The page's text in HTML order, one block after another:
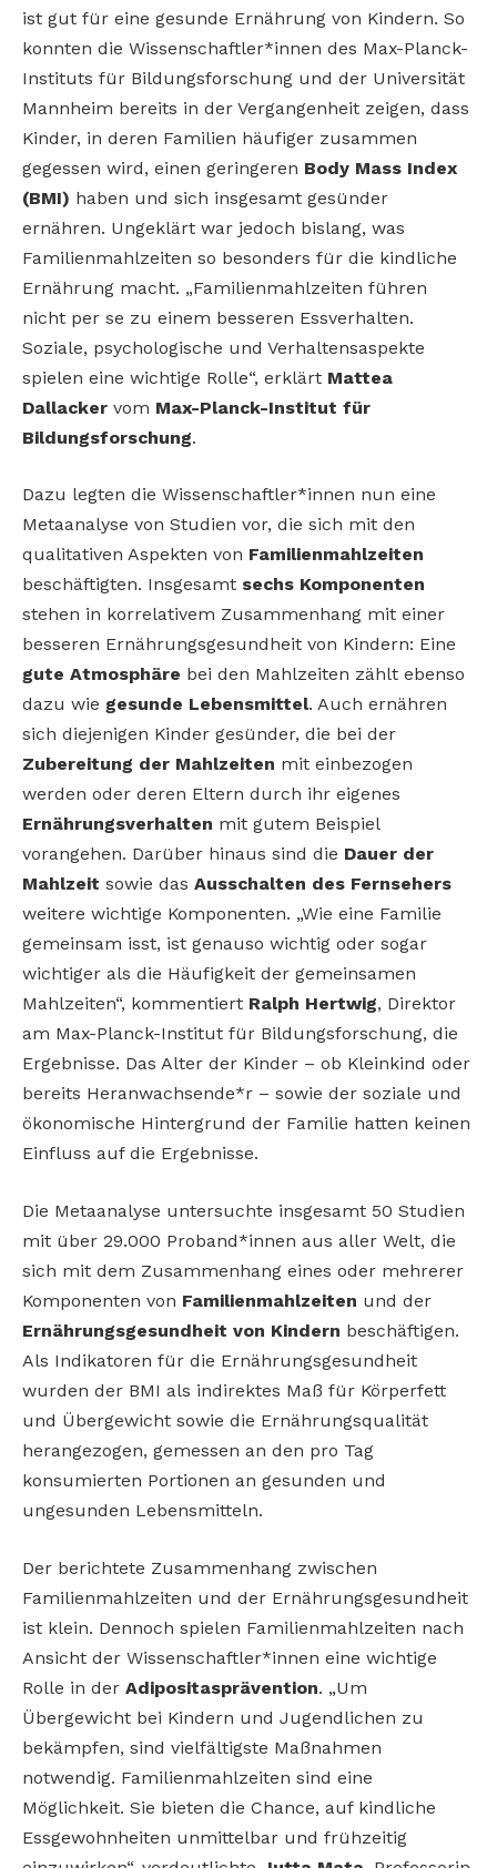
ist gut für eine gesunde Ernährung von Kindern. So
konnten die Wissenschaftler*innen des Max-Planck-
Instituts für Bildungsforschung und der Universität
Mannheim bereits in der Vergangenheit zeigen, dass
Kinder, in deren Familien häufiger zusammen
gegessen wird, einen geringeren Body Mass Index
(BMI) haben und sich insgesamt gesünder
ernähren. Ungeklärt war jedoch bislang, was
Familienmahlzeiten so besonders für die kindliche
Ernährung macht. „Familienmahlzeiten führen
nicht per se zu einem besseren Essverhalten.
Soziale, psychologische und Verhaltensaspekte
spielen eine wichtige Rolle“, erklärt Mattea
Dallacker vom Max-Planck-Institut für
Bildungsforschung.
Dazu legten die Wissenschaftler*innen nun eine
Metaanalyse von Studien vor, die sich mit den
qualitativen Aspekten von Familienmahlzeiten
beschäftigten. Insgesamt sechs Komponenten
stehen in korrelativem Zusammenhang mit einer
besseren Ernährungsgesundheit von Kindern: Eine
gute Atmosphäre bei den Mahlzeiten zählt ebenso
dazu wie gesunde Lebensmittel. Auch ernähren
sich diejenigen Kinder gesünder, die bei der
Zubereitung der Mahlzeiten mit einbezogen
werden oder deren Eltern durch ihr eigenes
Ernährungsverhalten mit gutem Beispiel
vorangehen. Darüber hinaus sind die Dauer der
Mahlzeit sowie das Ausschalten des Fernsehers
weitere wichtige Komponenten. „Wie eine Familie
gemeinsam isst, ist genauso wichtig oder sogar
wichtiger als die Häufigkeit der gemeinsamen
Mahlzeiten“, kommentiert Ralph Hertwig, Direktor
am Max-Planck-Institut für Bildungsforschung, die
Ergebnisse. Das Alter der Kinder – ob Kleinkind oder
bereits Heranwachsende*r – sowie der soziale und
ökonomische Hintergrund der Familie hatten keinen
Einfluss auf die Ergebnisse.
Die Metaanalyse untersuchte insgesamt 50 Studien
mit über 29.000 Proband*innen aus aller Welt, die
sich mit dem Zusammenhang eines oder mehrerer
Komponenten von Familienmahlzeiten und der
Ernährungsgesundheit von Kindern beschäftigen.
Als Indikatoren für die Ernährungsgesundheit
wurden der BMI als indirektes Maß für Körperfett
und Übergewicht sowie die Ernährungsqualität
herangezogen, gemessen an den pro Tag
konsumierten Portionen an gesunden und
ungesunden Lebensmitteln.
Der berichtete Zusammenhang zwischen
Familienmahlzeiten und der Ernährungsgesundheit
ist klein. Dennoch spielen Familienmahlzeiten nach
Ansicht der Wissenschaftler*innen eine wichtige
Rolle in der Adipositasprävention. „Um
Übergewicht bei Kindern und Jugendlichen zu
bekämpfen, sind vielfältigste Maßnahmen
notwendig. Familienmahlzeiten sind eine
Möglichkeit. Sie bieten die Chance, auf kindliche
Essgewohnheiten unmittelbar und frühzeitig